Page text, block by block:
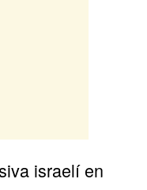
israelí en